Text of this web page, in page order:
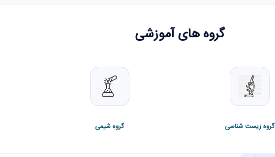
گروه های آموزشی
گروه زیست شناسی گروه شیمی